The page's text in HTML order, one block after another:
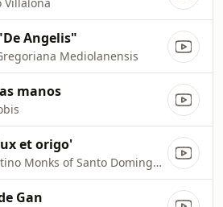
Angelis"
Mediolanensis
manos
et origo'
Benedictino Monks of Santo Domingo de Silos
Gan